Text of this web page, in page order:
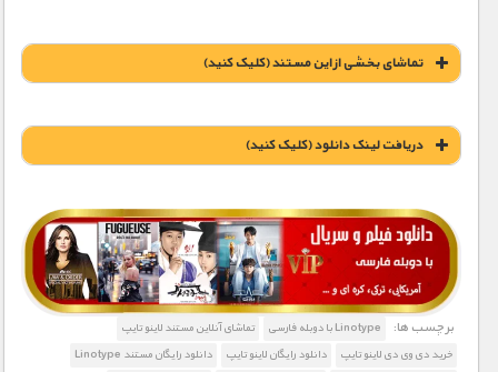
تماشای بخشی از این مستند (کلیک کنید)
دریافت لينک دانلود (کليک کنيد)
1900 تومان – خريد لينک دانلود (افزودن به سبد خريد)
برچسب ها: Linotype با دوبله فارسی
تماشای آنلاین مستند لاینو تایپ
خرید دی وی دی لاینو تایپ
دانلود رایگان لاینو تایپ
دانلود رایگان مستند Linotype